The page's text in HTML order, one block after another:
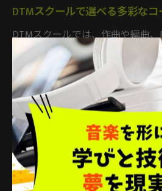
DTMスクールで選べる多彩な
DTMスクールでは、作曲や編曲
ンル特化型、音楽理論、サウン
向けの実践コースなど、多彩な
います。目的や興味に応じて、最
るのが大きな魅力です。
また、オンラインレッスンや自
会人向けの夜間・土日コース、
生活スタイルに合わせて柔軟に
ています。自分に合ったコース